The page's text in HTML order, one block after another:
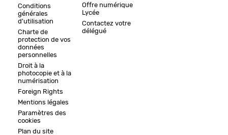
Conditions
générales
d'utilisation
Charte de
protection de vos
données
personnelles
Droit à la
photocopie et à la
numérisation
Foreign Rights
Mentions légales
Paramètres des
cookies
Plan du site
Offre numérique
Lycée
Contactez votre
délégué